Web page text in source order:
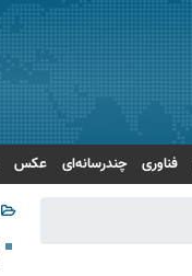
فناوری چندرسانه‌ای عکس